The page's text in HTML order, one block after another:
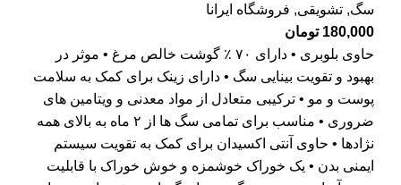
سگ, تشویقی, فروشگاه ایرانا
180,000 تومان
حاوی بلوبری • دارای ۷۰ ٪ گوشت خالص مرغ • موثر در
بهبود و تقویت بینایی سگ • دارای زینک برای کمک به سلامت
پوست و مو • ترکیبی متعادل از مواد معدنی و ویتامین های
ضروری • مناسب برای تمامی سگ ها از ۲ ماه به بالای همه
نژادها • حاوی آنتی اکسیدان برای کمک به تقویت سیستم
ایمنی بدن • یک خوراک خوشمزه و خوش خوراک با قابلیت